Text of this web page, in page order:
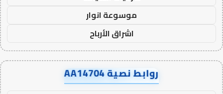
موسوعة انوار
اشراق الأرباح
روابط نصية AA14704